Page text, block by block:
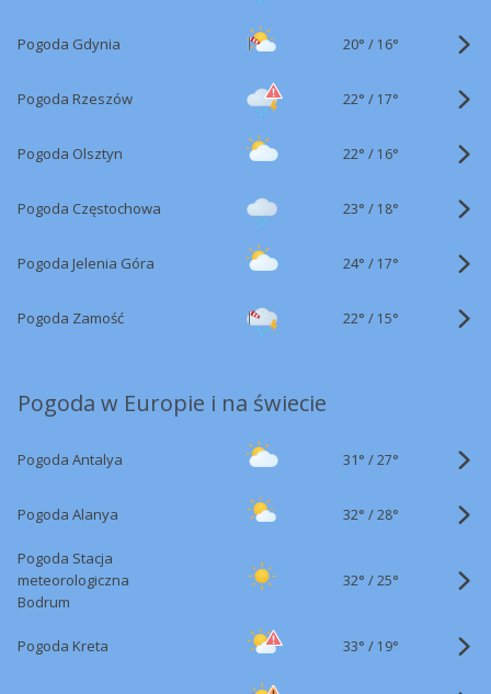
Pogoda Gdynia 20° / 16°
Pogoda Rzeszów 22° / 17°
Pogoda Olsztyn 22° / 16°
Pogoda Częstochowa 23° / 18°
Pogoda Jelenia Góra 24° / 17°
Pogoda Zamość 22° / 15°
Pogoda w Europie i na świecie
Pogoda Antalya 31° /27°
Pogoda Alanya 32° /28°
Pogoda Stacja
meteorologiczna
Bodrum
32° /25°
Pogoda Kreta 33° / 19°